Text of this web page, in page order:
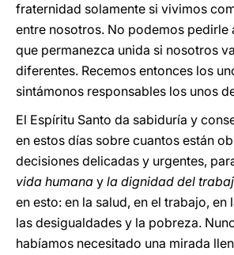
fraternidad solamente si vivimos
entre nosotros. No podemos pedirle
que permanezca unida si nosotros
diferentes. Recemos entonces los
sintámonos responsables los unos
El Espíritu Santo da sabiduría y
en estos días sobre cuantos están
decisiones delicadas y urgentes,
vida humana y la dignidad del
en esto: en la salud, en el trabajo, en
las desigualdades y la pobreza.
habíamos necesitado una mirada